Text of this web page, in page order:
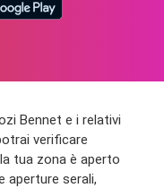
Bennet e i relativi
verificare
tua zona è aperto
aperture serali,